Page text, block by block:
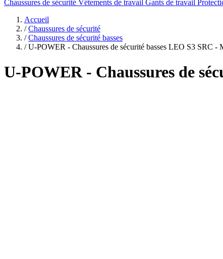
Chaussures de sécurité Vêtements de travail Gants de travail
Accueil
/ Chaussures de sécurité
/ Chaussures de sécurité basses
/ U-POWER - Chaussures de sécurité basses LEO S3 SRC -
U-POWER - Chaussures de